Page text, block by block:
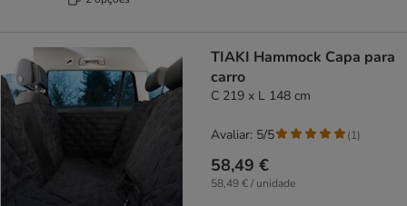
TIAKI Hammock Capa para
carro
C 219 x L 148 cm
58,49 €
58,49 € / unidade
Avaliar: 5/5 (1)